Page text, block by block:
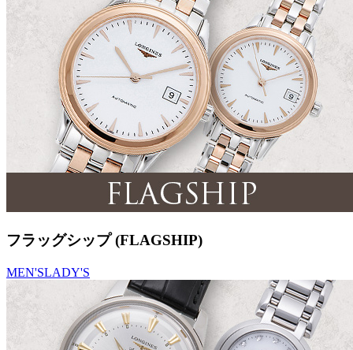
フラッグシップ (FLAGSHIP)
MEN'SLADY'S